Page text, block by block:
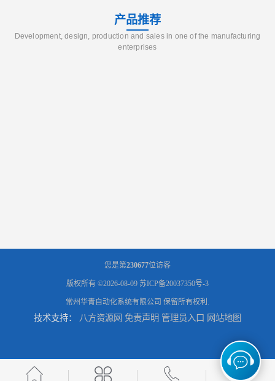
产品推荐
Development, design, production and sales in one of the manufacturing
enterprises
您是第230677位访客
版权所有 ©2026-08-09 苏ICP备20037350号-3
常州华青自动化系统有限公司 保留所有权利.
技术支持： 八方资源网 免责声明 管理员入口 网站地图